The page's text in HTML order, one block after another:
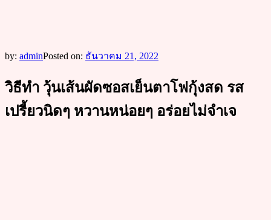
by: adminPosted on: ธันวาคม 21, 2022
วิธีทำ วุ้นเส้นผัดซอสเย็นตาโฟกุ้งสด รส
เปรี้ยวนิดๆ หวานหน่อยๆ อร่อยไม่จำเจ